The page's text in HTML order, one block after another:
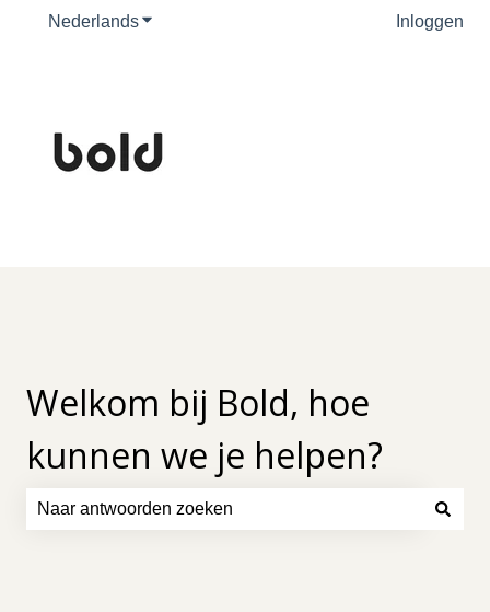
NederlandsSubmenu tonen voor vertalingen Inloggen
Welkom bij Bold, hoe
kunnen we je helpen?